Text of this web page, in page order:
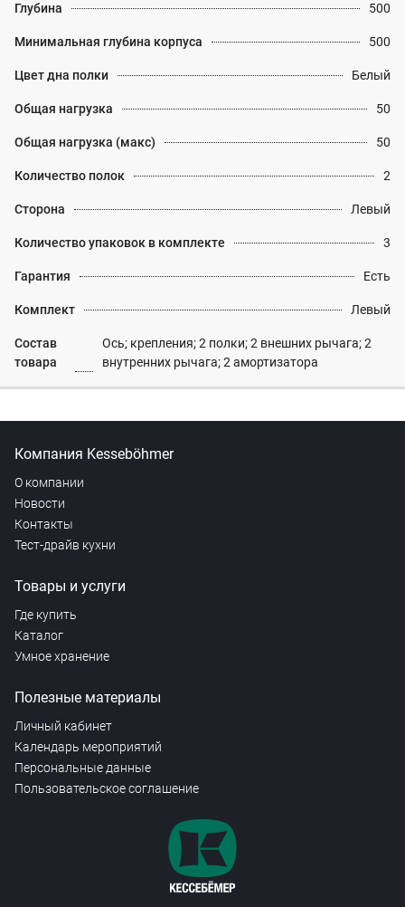
Глубина 500
Минимальная глубина корпуса 500
Цвет дна полки Белый
Общая нагрузка 50
Общая нагрузка (макс) 50
Количество полок 2
Сторона Левый
Количество упаковок в комплекте 3
Гарантия Есть
Комплект Левый
Состав
товара
Ось; крепления; 2 полки; 2 внешних рычага; 2
внутренних рычага; 2 амортизатора
Компания Kesseböhmer
О компании
Новости
Контакты
Тест-драйв кухни
Товары и услуги
Где купить
Каталог
Умное хранение
Полезные материалы
Личный кабинет
Календарь мероприятий
Персональные данные
Пользовательское соглашение